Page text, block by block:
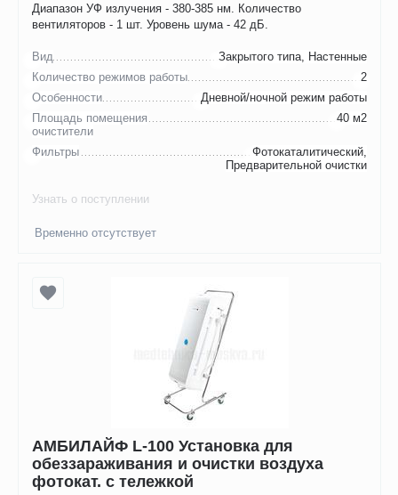
Диапазон УФ излучения - 380-385 нм. Количество
вентиляторов - 1 шт. Уровень шума - 42 дБ.
Вид
Закрытого типа, Настенные
Количество режимов работы
2
Особенности
Дневной/ночной режим работы
Площадь помещения
очистители
40 м2
Фильтры
Фотокаталитический,
Предварительной очистки
Узнать о поступлении
Временно отсутствует
АМБИЛАЙФ L-100 Установка для
обеззараживания и очистки воздуха
фотокат. с тележкой